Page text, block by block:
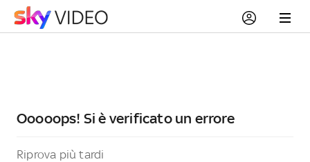
Ooooops! Si è verificato un errore
Riprova più tardi